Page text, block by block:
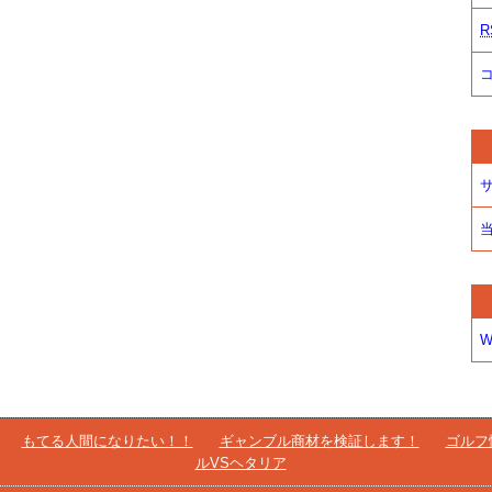
もてる人間になりたい！！ ギャンブル商材を検証します！ ゴル
ルVSヘタリア